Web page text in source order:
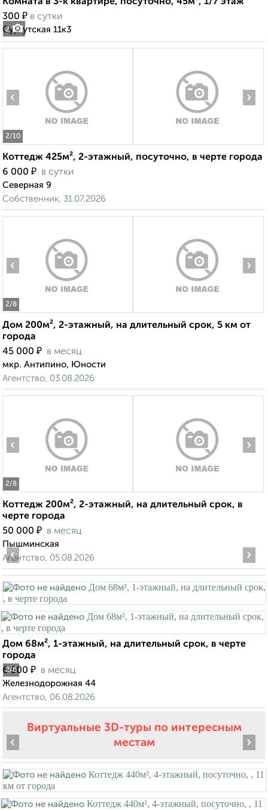
2
Комната в 3-к квартире, посуточно, 45м², 1/7 этаж
300 ₽ в сутки
Сургутская 11к3
2/10
‹ ›
Коттедж 425м², 2-этажный, посуточно, в черте города
6 000 ₽ в сутки
Северная 9
Собственник, 31.07.2026
2/8
‹ ›
Дом 200м², 2-этажный, на длительный срок, 5 км от
города
45 000 ₽ в месяц
мкр. Антипино, Юности
Агентство, 03.08.2026
2/8
‹ ›
Коттедж 200м², 2-этажный, на длительный срок, в
черте города
50 000 ₽ в месяц
Пышминская
Агентство, 05.08.2026
2/6
‹ ›
Дом 68м², 1-этажный, на длительный срок, в черте
города
6 500 ₽ в месяц
Железнодорожная 44
Агентство, 06.08.2026
Виртуальные 3D-туры по интересным
местам
‹ ›